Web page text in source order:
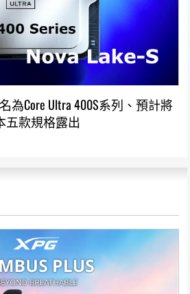
為Core Ultra 400S系列、預計將
五款規格露出